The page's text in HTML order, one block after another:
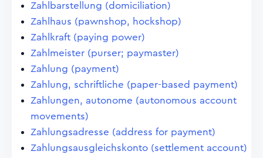
Zahlbarstellung (domiciliation)
Zahlhaus (pawnshop, hockshop)
Zahlkraft (paying power)
Zahlmeister (purser; paymaster)
Zahlung (payment)
Zahlung, schriftliche (paper-based payment)
Zahlungen, autonome (autonomous account
movements)
Zahlungsadresse (address for payment)
Zahlungsausgleichskonto (settlement account)